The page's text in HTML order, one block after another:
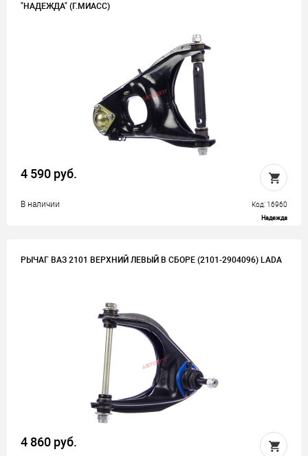
"НАДЕЖДА" (Г.МИАСС)
4 590 руб.
В наличии Код: 16960
Надежда
РЫЧАГ ВАЗ 2101 ВЕРХНИЙ ЛЕВЫЙ В СБОРЕ (2101-2904096) LADA
4 860 руб.